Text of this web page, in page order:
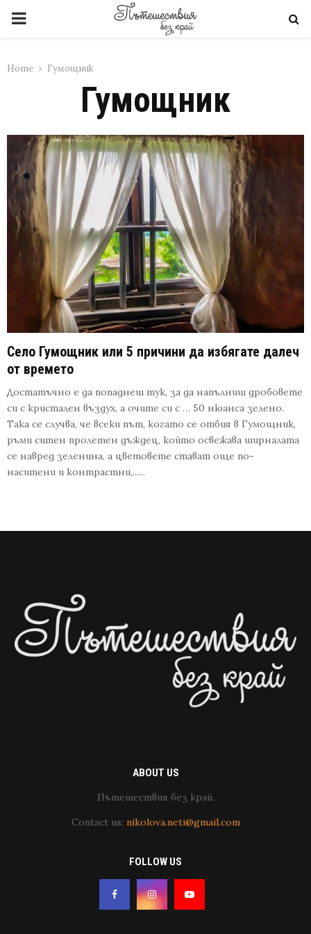
PRIMARY
Home Гумощник
Гумощник
Село Гумощник или 5 причини да избягате далеч
от времето
Достатъчно е да попаднеш тук, за да напълниш дробовете
си с кристален въздух, а очите си с … 50 нюанса зелено.
Така се случва, че всеки път, когато се отбия в Гумощник,
ръми ситен пролетен дъждец, който освежава ширналата
се навред зеленина, а цветовете стават още по-
наситени и контрастни,......
ABOUT US
Пътешествия без край.
Contact us: nikolova.neti@gmail.com
FOLLOW US